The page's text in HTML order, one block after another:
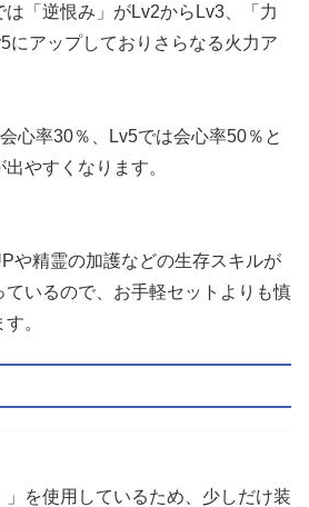
は「逆恨み」がLv2からLv3、「力
にアップしておりさらなる火力ア
心率30％、Lv5では会心率50％と
やすくなります。
や精霊の加護などの生存スキルが
いるので、お手軽セットよりも慎
。
」を使用しているため、少しだけ装